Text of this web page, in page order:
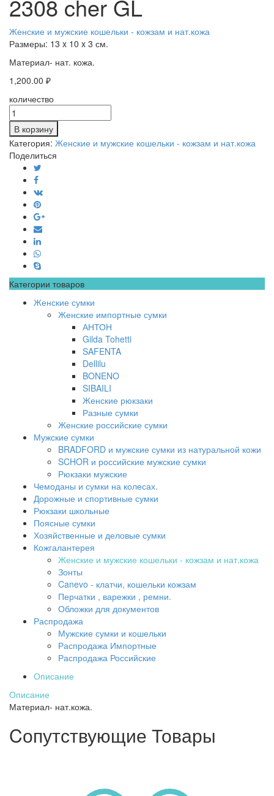
2308 cher GL
Женские и мужские кошельки - кожзам и нат.кожа
Размеры: 13 x 10 x 3 см.
Материал- нат. кожа.
1,200.00 ₽
количество
В корзину
Категория: Женские и мужские кошельки - кожзам и нат.кожа
Поделиться
Категории товаров
Женские сумки
Женские импортные сумки
АНТОН
Gilda Tohetti
SAFENTA
Dellilu
BONENO
SIBAILI
Женские рюкзаки
Разные сумки
Женские российские сумки
Мужские сумки
BRADFORD и мужские сумки из натуральной кожи
SCHOR и российские мужские сумки
Рюкзаки мужские
Чемоданы и сумки на колесах.
Дорожные и спортивные сумки
Рюкзаки школьные
Поясные сумки
Хозяйственные и деловые сумки
Кожгалантерея
Женские и мужские кошельки - кожзам и нат.кожа
Зонты
Canevo - клатчи, кошельки кожзам
Перчатки , варежки , ремни.
Обложки для документов
Распродажа
Мужские сумки и кошельки
Распродажа Импортные
Распродажа Российские
Описание
Описание
Материал- нат.кожа.
Cопутствующие Товары